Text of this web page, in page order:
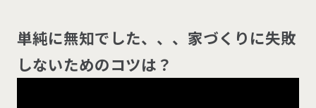
単純に無知で した、 、 、 家づく りに失敗
しないためのコツは ？